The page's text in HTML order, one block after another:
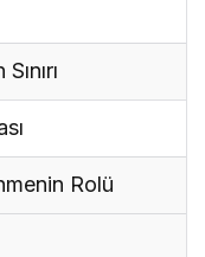
Rolü